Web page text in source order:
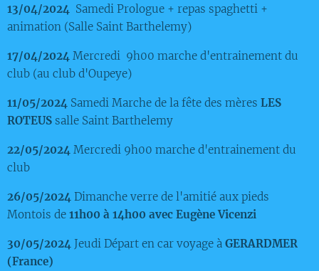
13/04/2024 Samedi Prologue + repas spaghetti +
animation (Salle Saint Barthelemy)
17/04/2024 Mercredi 9h00 marche d'entrainement du
club (au club d'Oupeye)
11/05/2024 Samedi Marche de la fête des mères LES
ROTEUS salle Saint Barthelemy
22/05/2024 Mercredi 9h00 marche d'entrainement du
club
26/05/2024 Dimanche verre de l'amitié aux pieds
Montois de 11h00 à 14h00 avec Eugène Vicenzi
30/05/2024 Jeudi Départ en car voyage à GERARDMER
(France)